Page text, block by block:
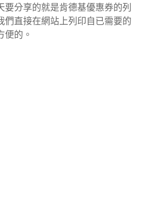
要分享的就是肯德基優惠券的列
們直接在網站上列印自已需要的
便的。